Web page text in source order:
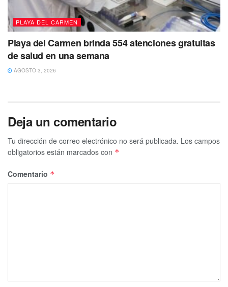
PLAYA DEL CARMEN
Playa del Carmen brinda 554 atenciones gratuitas
de salud en una semana
AGOSTO 3, 2026
Deja un comentario
Tu dirección de correo electrónico no será publicada. Los campos
obligatorios están marcados con *
Comentario *